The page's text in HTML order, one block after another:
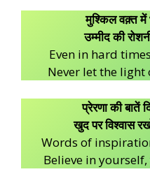
मुश्किल वक़्त में
उम्मीद की
Even in hard
Never let the
प्रेरणा की बातें
खुद पर विश्वास
Words of
Believe in